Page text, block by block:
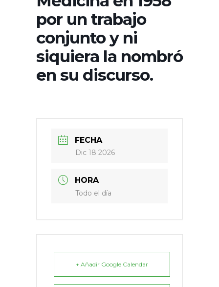
por un trabajo
conjunto y ni
siquiera la nombró
en su discurso.
FECHA
Dic 18 2026
HORA
Todo el día
+ Añadir Google Calendar